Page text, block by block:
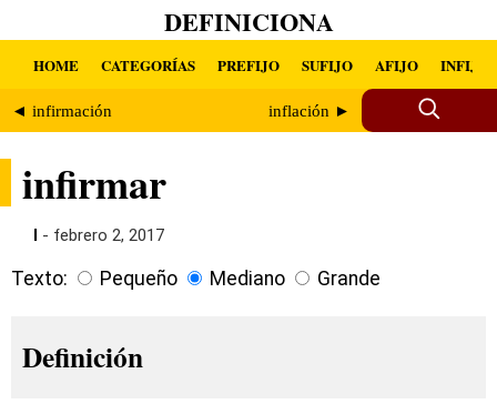
DEFINICIONA
HOME CATEGORÍAS PREFIJO SUFIJO AFIJO INFIJO
◄ infirmación inflación ►
infirmar
I - febrero 2, 2017
Texto: Pequeño Mediano Grande
Definición